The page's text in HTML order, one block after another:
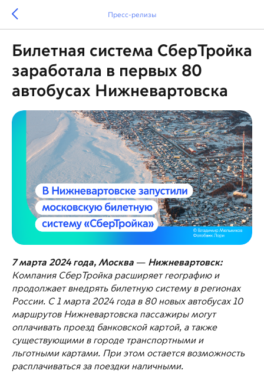
Пресс-релизы
Билетная система СберТройка
заработала в первых 80
автобусах Нижневартовска
7 марта 2024 года, Москва — Нижневартовск:
Компания СберТройка расширяет географию и
продолжает внедрять билетную систему в регионах
России. С 1 марта 2024 года в 80 новых автобусах 10
маршрутов Нижневартовска пассажиры могут
оплачивать проезд банковской картой, а также
существующими в городе транспортными и
льготными картами. При этом остается возможность
расплачиваться за поездки наличными.